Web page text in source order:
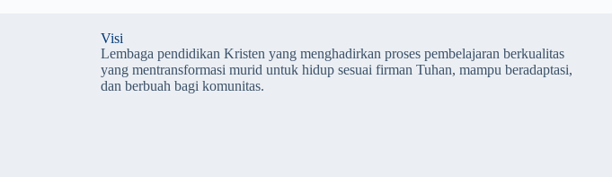
Visi
Lembaga pendidikan Kristen yang menghadirkan proses pembelajaran berkualitas
yang mentransformasi murid untuk hidup sesuai firman Tuhan, mampu beradaptasi,
dan berbuah bagi komunitas.